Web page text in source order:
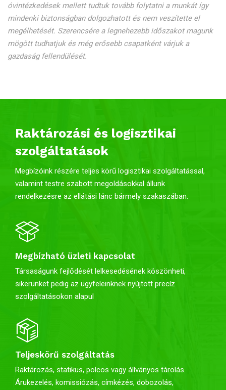
óvintézkedések mellett tudtuk tovább folytatni a munkát így
mindenki biztonságban dolgozhatott és nem veszítette el
megélhetését. Szerencsére a legnehezebb időszakot magunk
mögött tudhatjuk és még erősebb csapatként várjuk a
gazdaság fellendülését.
Raktározási és logisztikai
szolgáltatások
Megbízóink részére teljes körű logisztikai szolgáltatással,
valamint testre szabott megoldásokkal állunk
rendelkezésre az ellátási lánc bármely szakaszában.
Megbízható üzleti kapcsolat
Társaságunk fejlődését lelkesedésének köszönheti,
sikerünket pedig az ügyfeleinknek nyújtott precíz
szolgáltatásokon alapul
Teljeskörű szolgáltatás
Raktározás, statikus, polcos vagy állványos tárolás.
Árukezelés, komissiózás, címkézés, dobozolás,